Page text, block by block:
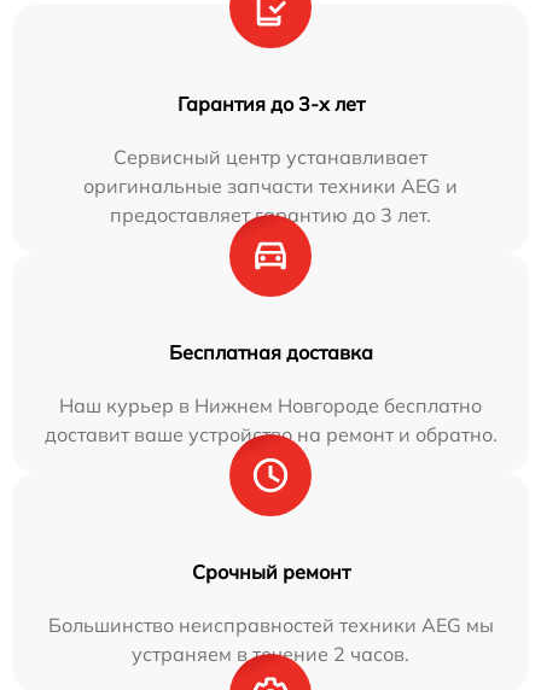
Гарантия до 3-х лет
Сервисный центр устанавливает
оригинальные запчасти техники AEG и
предоставляет гарантию до 3 лет.
Бесплатная доставка
Наш курьер в Нижнем Новгороде бесплатно
доставит ваше устройство на ремонт и обратно.
Срочный ремонт
Большинство неисправностей техники AEG мы
устраняем в течение 2 часов.